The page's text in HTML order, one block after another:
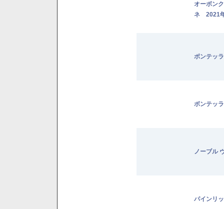
オーボン
ネ 2021
ボンテッ
ボンテッ
ノーブル
パインリ